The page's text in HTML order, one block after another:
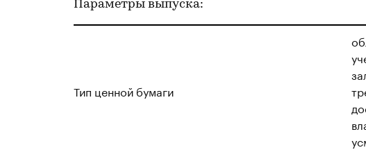
Параметры выпуска:
Тип ценной бумаги